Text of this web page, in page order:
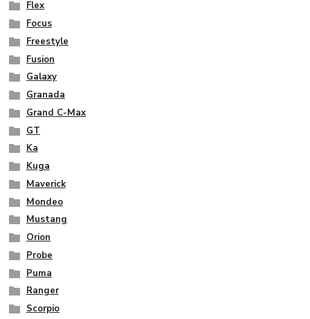
Flex
Focus
Freestyle
Fusion
Galaxy
Granada
Grand C-Max
GT
Ka
Kuga
Maverick
Mondeo
Mustang
Orion
Probe
Puma
Ranger
Scorpio